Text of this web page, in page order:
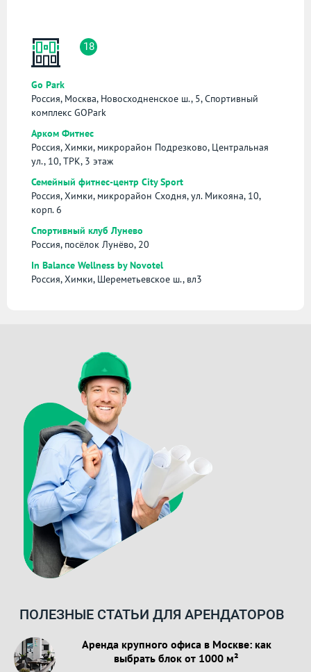
18
Gо Park
Россия, Москва, Новосходненское ш., 5, Спортивный
комплекс GOPark
Арком Фитнес
Россия, Химки, микрорайон Подрезково, Центральная
ул., 10, ТРК, 3 этаж
Семейный фитнес-центр City Sport
Россия, Химки, микрорайон Сходня, ул. Микояна, 10,
корп. 6
Спортивный клуб Лунево
Россия, посёлок Лунёво, 20
In Balance Wellness by Novotel
Россия, Химки, Шереметьевское ш., вл3
ПОЛЕЗНЫЕ СТАТЬИ ДЛЯ АРЕНДАТОРОВ
Аренда крупного офиса в Москве: как
выбрать блок от 1000 м²